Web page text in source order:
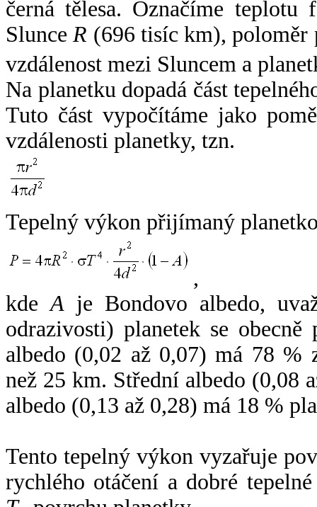
černá tělesa. Označíme
SlunceR (696 tisíc km),
vzdálenost mezi Sluncem a
Na planetku dopadá část
Tuto část vypočítáme jako
vzdálenosti planetky, tzn.
Tepelný výkon přijímaný
,
kdeA je Bondovo albedo,
odrazivosti) planetek se
albedo (0,02 až 0,07) má 78 %
než 25 km. Střední albedo (0,08
albedo (0,13 až 0,28) má 18 %
Tento tepelný výkon vyzařuje
rychlého otáčení a dobré